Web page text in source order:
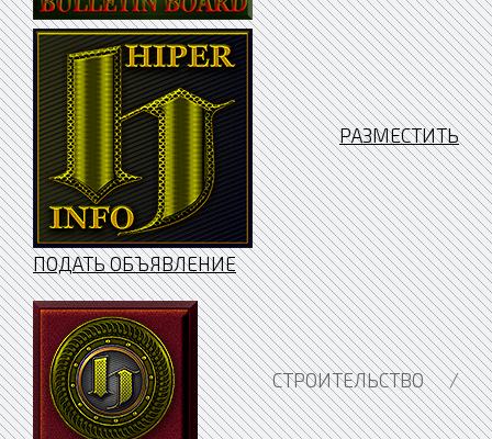
РАЗМЕСТИТЬ
ПОДАТЬ ОБЪЯВЛЕНИЕ
СТРОИТЕЛЬСТВО /